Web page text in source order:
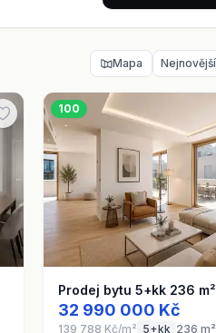
Mapa
100
Prodej bytu 5+kk 236 m²
32 990 000 Kč
139 788 Kč/m² 5+kk 236 m²